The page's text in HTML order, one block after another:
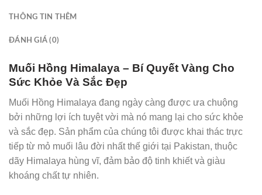
THÔNG TIN THÊM
ĐÁNH GIÁ (0)
Muối Hồng Himalaya – Bí Quyết Vàng Cho
Sức Khỏe Và Sắc Đẹp
Muối Hồng Himalaya đang ngày càng được ưa chuộng
bởi những lợi ích tuyệt vời mà nó mang lại cho sức khỏe
và sắc đẹp. Sản phẩm của chúng tôi được khai thác trực
tiếp từ mỏ muối lâu đời nhất thế giới tại Pakistan, thuộc
dãy Himalaya hùng vĩ, đảm bảo độ tinh khiết và giàu
khoáng chất tự nhiên.